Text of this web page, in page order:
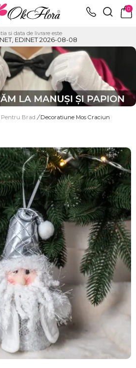
0
si data de livrare este
EDINET 2026-08-08
Brad / Decoratiune Mos Craciun